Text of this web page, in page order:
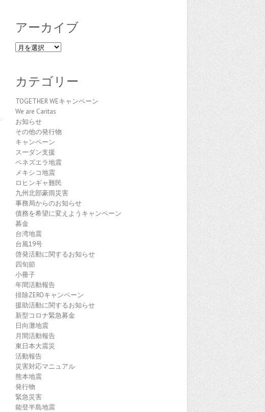
アーカイブ
ア
イ
ブ
カテゴリー
TOGETHER WEキャンペーン
We are Caritas
お知らせ
その他の発行物
キャンペーン
スーダン支援
ベネズエラ地震
メキシコ地震
ロヒンギャ難民
九州北部豪雨災害
事務局からのお知らせ
債務を希望に変えようキャンペーン
募金
台湾地震
台風19号
啓発活動に関するお知らせ
四旬節
小冊子
年間活動報告
排除ZEROキャンペーン
援助活動に関するお知らせ
新型コロナ緊急募金
日向灘地震
月間活動報告
東日本大震災
活動報告
災害対応マニュアル
熊本地震
発行物
緊急災害
能登半島地震